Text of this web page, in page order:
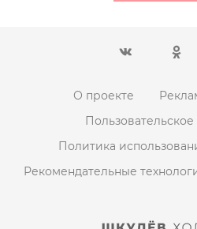
О проекте
Политика
Рекомендательные